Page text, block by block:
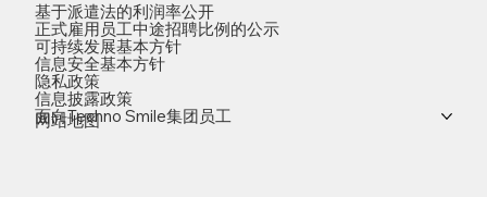
基于派遣法的利润率公开
正式雇用员工中途招聘比例的公示
可持续发展基本方针
信息安全基本方针
隐私政策
信息披露政策
面向Techno Smile集团员工
网站地图